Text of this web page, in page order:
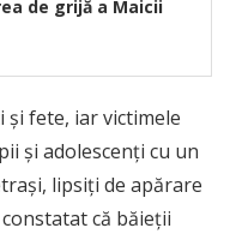
de grijă a Maicii
fete, iar victimele
și adolescenți cu un
lipsiți de apărare
că băieții